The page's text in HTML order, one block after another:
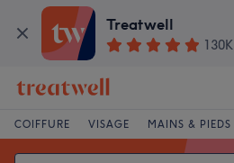
Treatwell
130K
COIFFURE VISAGE MAINS & PIEDS